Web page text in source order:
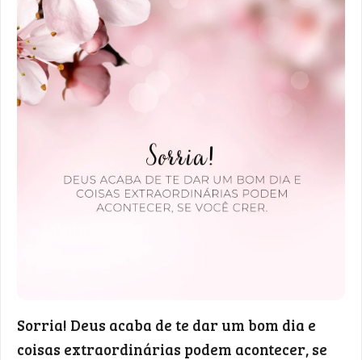
Sorria! Deus acaba de te dar um bom dia e
coisas extraordinárias podem acontecer, se